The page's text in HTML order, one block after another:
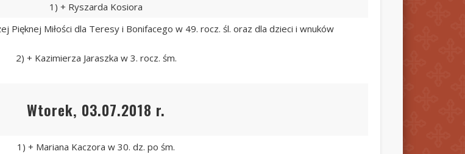
1) + Ryszarda Kosiora
Pięknej Miłości dla Teresy i Bonifacego w 49. rocz. śl. oraz dla dzieci i wnuków
2) + Kazimierza Jaraszka w 3. rocz. śm.
Wtorek, 03.07.2018 r.
1) + Mariana Kaczora w 30. dz. po śm.